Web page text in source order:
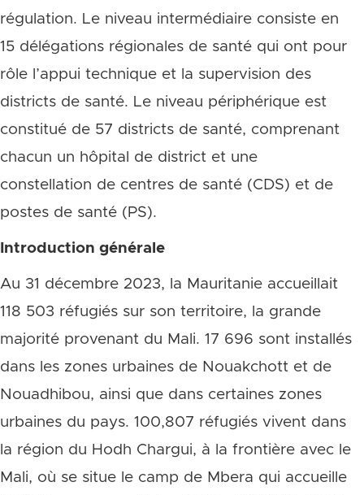
régulation. Le niveau intermédiaire consiste en
15 délégations régionales de santé qui ont pour
rôle l’appui technique et la supervision des
districts de santé. Le niveau périphérique est
constitué de 57 districts de santé, comprenant
chacun un hôpital de district et une
constellation de centres de santé (CDS) et de
postes de santé (PS).
Introduction générale
Au 31 décembre 2023, la Mauritanie accueillait
118 503 réfugiés sur son territoire, la grande
majorité provenant du Mali. 17 696 sont installés
dans les zones urbaines de Nouakchott et de
Nouadhibou, ainsi que dans certaines zones
urbaines du pays. 100,807 réfugiés vivent dans
la région du Hodh Chargui, à la frontière avec le
Mali, où se situe le camp de Mbera qui accueille